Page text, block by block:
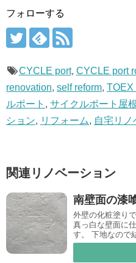
フォローする
CYCLE port, CYCLE port
renovation, self reform,
ルポート , サイクルポート屋
ション, リフォーム, 自宅リノ
関連リノベーション
南壁面の漆
外壁の化粧塗り
真っ白な壁面に
す。 下地なので